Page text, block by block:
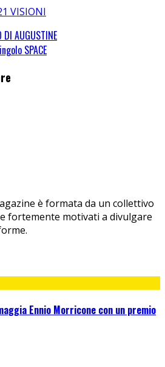
VISIONI
DI AUGUSTINE
SPACE
è formata da un collettivo
fortemente motivati a divulgare
Ennio Morricone con un premio